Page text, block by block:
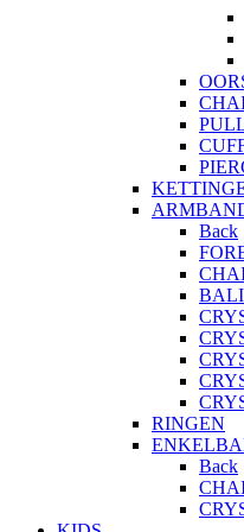
Back
RINGEN
Back